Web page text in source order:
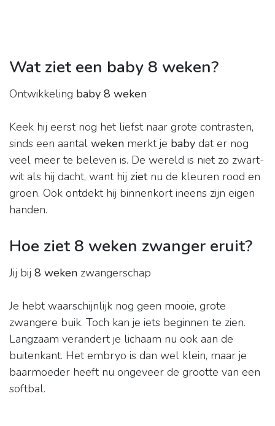
Wat ziet een baby 8 weken?
Ontwikkeling baby 8 weken
Keek hij eerst nog het liefst naar grote contrasten,
sinds een aantal weken merkt je baby dat er nog
veel meer te beleven is. De wereld is niet zo zwart-
wit als hij dacht, want hij zietnu de kleuren rood en
groen. Ook ontdekt hij binnenkort ineens zijn eigen
handen.
Hoe ziet 8 weken zwanger eruit?
Jij bij 8 weken zwangerschap
Je hebt waarschijnlijk nog geen mooie, grote
zwangere buik. Toch kan je iets beginnen te zien.
Langzaam verandert je lichaam nu ook aan de
buitenkant. Het embryo is dan wel klein, maar je
baarmoeder heeft nu ongeveer de grootte van een
softbal.